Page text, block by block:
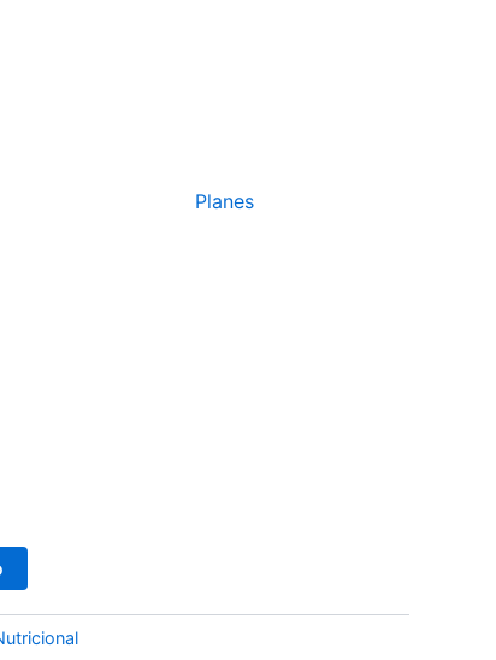
Planes